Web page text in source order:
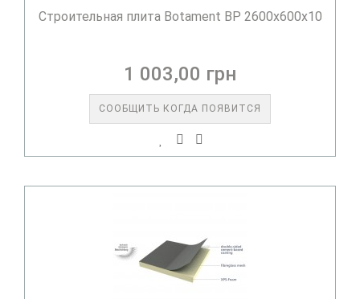
Строительная плита Botament BP 2600x600x10
1 003,00 грн
СООБЩИТЬ КОГДА ПОЯВИТСЯ